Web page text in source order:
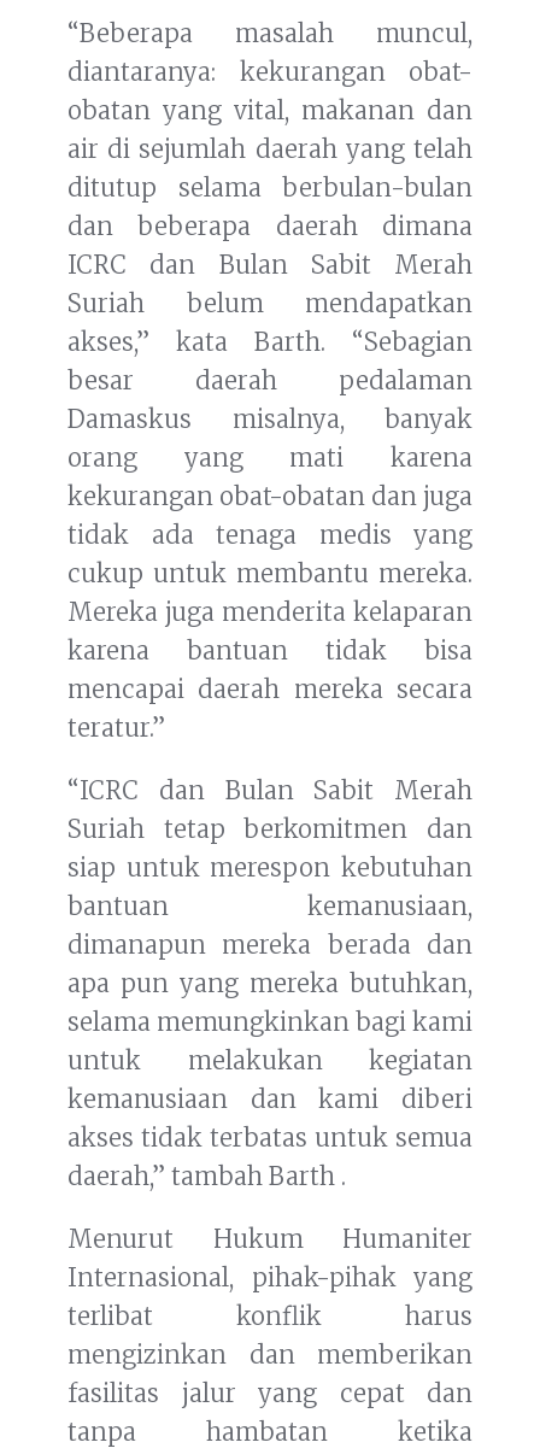
“Beberapa masalah muncul,
diantaranya: kekurangan obat-
obatan yang vital, makanan dan
air di sejumlah daerah yang telah
ditutup selama berbulan-bulan
dan beberapa daerah dimana
ICRC dan Bulan Sabit Merah
Suriah belum mendapatkan
akses,” kata Barth. “Sebagian
besar daerah pedalaman
Damaskus misalnya, banyak
orang yang mati karena
kekurangan obat-obatan dan juga
tidak ada tenaga medis yang
cukup untuk membantu mereka.
Mereka juga menderita kelaparan
karena bantuan tidak bisa
mencapai daerah mereka secara
teratur.”
“ICRC dan Bulan Sabit Merah
Suriah tetap berkomitmen dan
siap untuk merespon kebutuhan
bantuan kemanusiaan,
dimanapun mereka berada dan
apa pun yang mereka butuhkan,
selama memungkinkan bagi kami
untuk melakukan kegiatan
kemanusiaan dan kami diberi
akses tidak terbatas untuk semua
daerah,” tambah Barth .
Menurut Hukum Humaniter
Internasional, pihak-pihak yang
terlibat konflik harus
mengizinkan dan memberikan
fasilitas jalur yang cepat dan
tanpa hambatan ketika